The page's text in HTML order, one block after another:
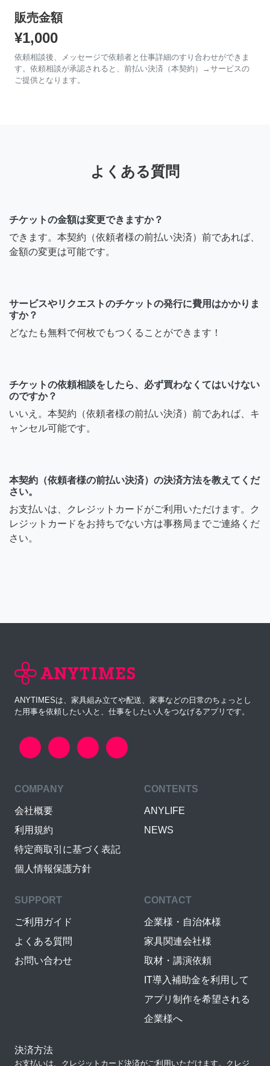
販売金額
¥1,000
依頼相談後、メッセージで依頼者と仕事詳細のすり合わせができま
す。依頼相談が承認されると、前払い決済（本契約）→サービスの
ご提供となります。
よくある質問
チケットの金額は変更できますか？
できます。本契約（依頼者様の前払い決済）前であれば、
金額の変更は可能です。
サービスやリクエストのチケットの発行に費用はかかりま
すか？
どなたも無料で何枚でもつくることができます！
チケットの依頼相談をしたら、必ず買わなくてはいけない
のですか？
いいえ。本契約（依頼者様の前払い決済）前であれば、キ
ャンセル可能です。
本契約（依頼者様の前払い決済）の決済方法を教えてくだ
さい。
お支払いは、クレジットカードがご利用いただけます。ク
レジットカードをお持ちでない方は事務局までご連絡くだ
さい。
ANYTIMESは、家具組み立てや配送、家事などの日常のちょっとし
た用事を依頼したい人と、仕事をしたい人をつなげるアプリです。
COMPANY
会社概要
利用規約
特定商取引に基づく表記
個人情報保護方針
CONTENTS
ANYLIFE
NEWS
SUPPORT
ご利用ガイド
よくある質問
お問い合わせ
CONTACT
企業様・自治体様
家具関連会社様
取材・講演依頼
IT導入補助金を利用して
アプリ制作を希望される
企業様へ
決済方法
お支払いは、クレジットカード決済がご利用いただけます。クレジ